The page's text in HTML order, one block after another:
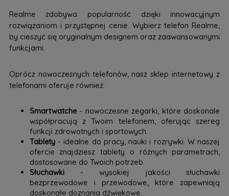
Realme zdobywa popularność dzięki innowacyjnym
rozwiązaniom i przystępnej cenie. Wybierz telefon Realme,
by cieszyć się oryginalnym designem oraz zaawansowanymi
funkcjami.
Oprócz nowoczesnych telefonów, nasz sklep internetowy z
telefonami oferuje również:
Smartwatche- nowoczesne zegarki, które doskonale
współpracują z Twoim telefonem, oferując szereg
funkcji zdrowotnych i sportowych.
Tablety- idealne do pracy, nauki i rozrywki. W naszej
ofercie znajdziesz tablety o różnych parametrach,
dostosowane do Twoich potrzeb.
Słuchawki- wysokiej jakości słuchawki
bezprzewodowe i przewodowe, które zapewniają
doskonałe doznania dźwiękowe.